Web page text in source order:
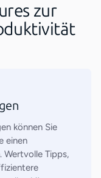
zur
können Sie
einen
Tipps,